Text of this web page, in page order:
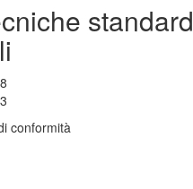
standard
conformità